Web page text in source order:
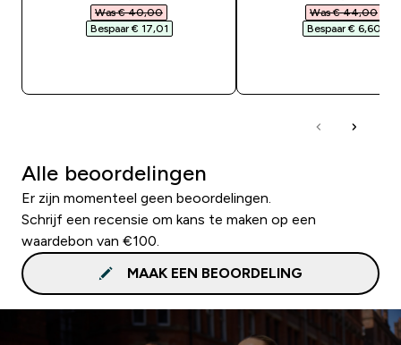
Was € 40,00‎
Bespaar € 17,01‎
Was € 44,00‎
Bespaar € 6,60‎
Alle beoordelingen
Er zijn momenteel geen beoordelingen.
Schrijf een recensie om kans te maken op een
waardebon van €100.
MAAK EEN BEOORDELING